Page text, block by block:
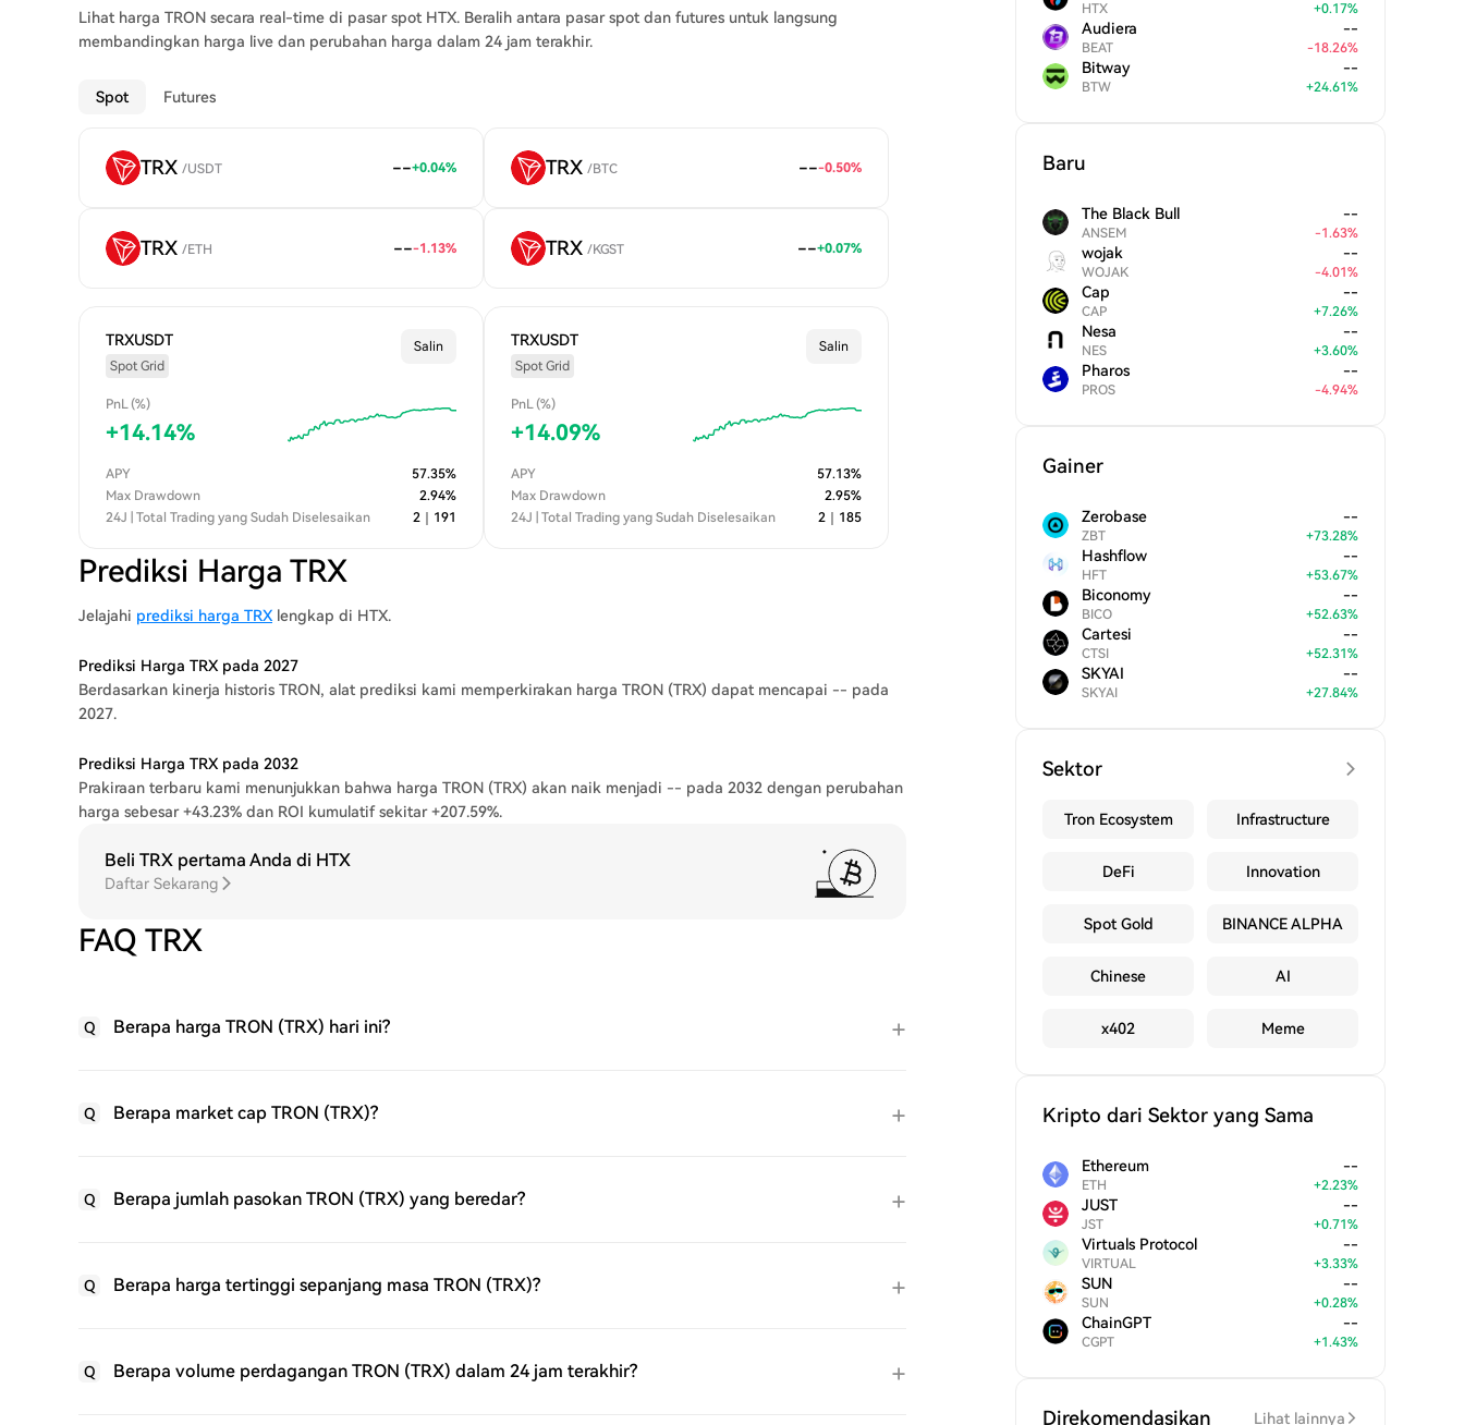
Lihat harga TRON secara real-time di pasar spot HTX. Beralih antara pasar spot dan futures untuk langsung
membandingkan harga live dan perubahan harga dalam 24 jam terakhir.
Spot Futures
TRX /USDT --+0.04% TRX /BTC ---0.50%
TRX /ETH ---1.13% TRX /KGST --+0.07%
TRXUSDT
Spot Grid
Salin
PnL (%)
+14.14%
APY 57.35%
Max Drawdown
2.94%
24J | Total Trading yang Sudah Diselesaikan
2 191
TRXUSDT
Spot Grid
Salin
PnL (%)
+14.09%
APY 57.13%
Max Drawdown
2.95%
24J | Total Trading yang Sudah Diselesaikan
2 185
Prediksi Harga TRX
Jelajahi prediksi harga TRX lengkap di HTX.
Prediksi Harga TRX pada 2027
Berdasarkan kinerja historis TRON, alat prediksi kami memperkirakan harga TRON (TRX) dapat mencapai -- pada
2027.
Prediksi Harga TRX pada 2032
Prakiraan terbaru kami menunjukkan bahwa harga TRON (TRX) akan naik menjadi -- pada 2032 dengan perubahan
harga sebesar +43.23% dan ROI kumulatif sekitar +207.59%.
Beli TRX pertama Anda di HTX
Daftar Sekarang
FAQ TRX
Q Berapa harga TRON (TRX) hari ini?
Q Berapa market cap TRON (TRX)?
Q Berapa jumlah pasokan TRON (TRX) yang beredar?
Q Berapa harga tertinggi sepanjang masa TRON (TRX)?
Q Berapa volume perdagangan TRON (TRX) dalam 24 jam terakhir?
HTX +0.17%
Audiera
BEAT
--
-18.26%
Bitway
BTW
--
+24.61%
Baru
The Black Bull
ANSEM
--
-1.63%
wojak
WOJAK
--
-4.01%
Cap
CAP
--
+7.26%
Nesa
NES
--
+3.60%
Pharos
PROS
--
-4.94%
Gainer
Zerobase
ZBT
--
+73.28%
Hashflow
HFT
--
+53.67%
Biconomy
BICO
--
+52.63%
Cartesi
CTSI
--
+52.31%
SKYAI
SKYAI
--
+27.84%
Sektor
Tron Ecosystem Infrastructure
DeFi Innovation
Spot Gold BINANCE ALPHA
Chinese AI
x402 Meme
Kripto dari Sektor yang Sama
Ethereum
ETH
--
+2.23%
JUST
JST
--
+0.71%
Virtuals Protocol
VIRTUAL
--
+3.33%
SUN
SUN
--
+0.28%
ChainGPT
CGPT
--
+1.43%
Direkomendasikan Lihat lainnya